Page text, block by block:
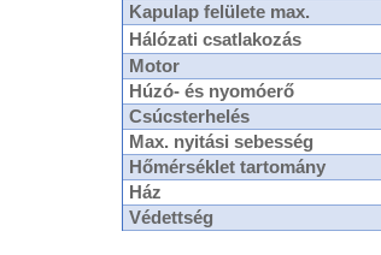
Kapulap felülete max.
Hálózati csatlakozás
Motor
Húzó- és nyomóerő
Csúcsterhelés
Max. nyitási sebesség
Hőmérséklet tartomány
Ház
Védettség